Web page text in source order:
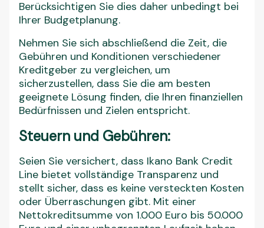
Seien Sie versichert, dass Ikano Bank Credit
Line bietet vollständige Transparenz und
oder Überraschungen gibt. Mit einer
Nettokreditsumme von 1.000 Euro bis 50.000
Euro und einer unbegrenzten Laufzeit haben
Sie die Flexibilität, Kredite ganz nach Ihren
Bedürfnissen aufzunehmen.
Zinssatz von 6,78 % pa für die ersten 3
% pa, mit einem effektiven Jahreszinssatz von
6,99 % pa in der Anfangslaufzeit, später
angepasst auf 9,99 % pa.
Darüber hinaus können Sie die Mittel bequem